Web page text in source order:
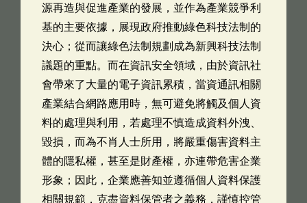
源再造與促進產業的發展，並作為產業競爭利
基的主要依據，展現政府推動綠色科技法制的
決心；從而讓綠色法制規劃成為新興科技法制
議題的重點。而在資訊安全領域，由於資訊社
會帶來了大量的電子資訊累積，當資通訊相關
產業結合網路應用時，無可避免將觸及個人資
料的處理與利用，若處理不慎造成資料外洩、
毀損，而為不肖人士所用，將嚴重傷害資料主
體的隱私權，甚至是財產權，亦連帶危害企業
形象；因此，企業應善知並遵循個人資料保護
相關規範，克盡資料保管者之義務，謹慎控管